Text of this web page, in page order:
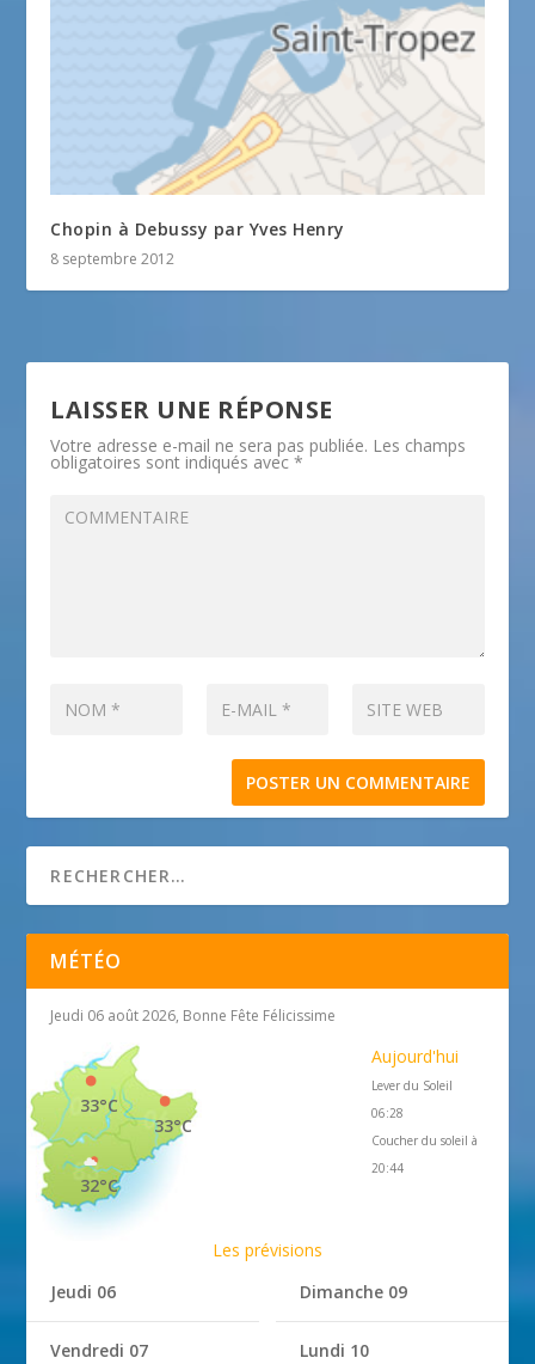
Chopin à Debussy par Yves Henry
8 septembre 2012
LAISSER UNE RÉPONSE
Votre adresse e-mail ne sera pas publiée. Les champs
obligatoires sont indiqués avec*
MÉTÉO
Jeudi 06 août 2026, Bonne Fête Félicissime
33°C
33°C
32°C
Aujourd'hui
Lever du Soleil
06:28
Coucher du soleil à
20:44
Les prévisions
Jeudi 06
Vendredi 07
Dimanche 09
Lundi 10